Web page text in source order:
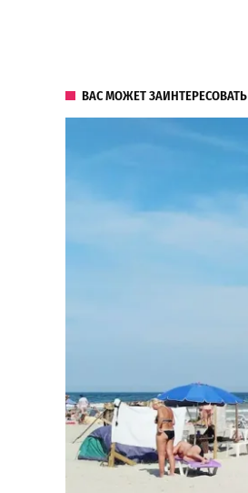
ВАС МОЖЕТ ЗАИНТЕРЕСОВАТЬ